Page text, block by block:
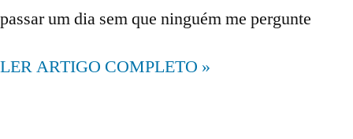
passar um dia sem que ninguém me pergunte
LER ARTIGO COMPLETO »